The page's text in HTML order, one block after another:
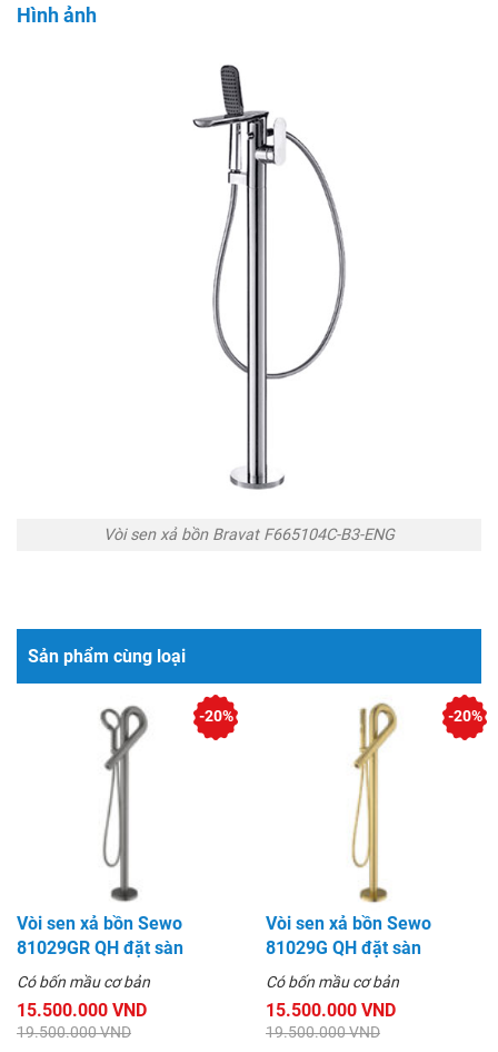
Hình ảnh
Vòi sen xả bồn Bravat F665104C-B3-ENG
Sản phẩm cùng loại
Vòi sen xả bồn Sewo
81029GR QH đặt sàn
Có bốn mầu cơ bản
15.500.000 VND
19.500.000 VND
-20%
Vòi sen xả bồn Sewo
81029G QH đặt sàn
Có bốn mầu cơ bản
15.500.000 VND
19.500.000 VND
-20%